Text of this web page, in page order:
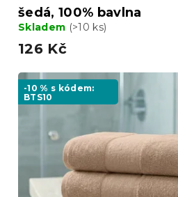
šedá, 100% bavlna
Skladem (>10 ks)
126 Kč
-10 % s kódem:
BTS10